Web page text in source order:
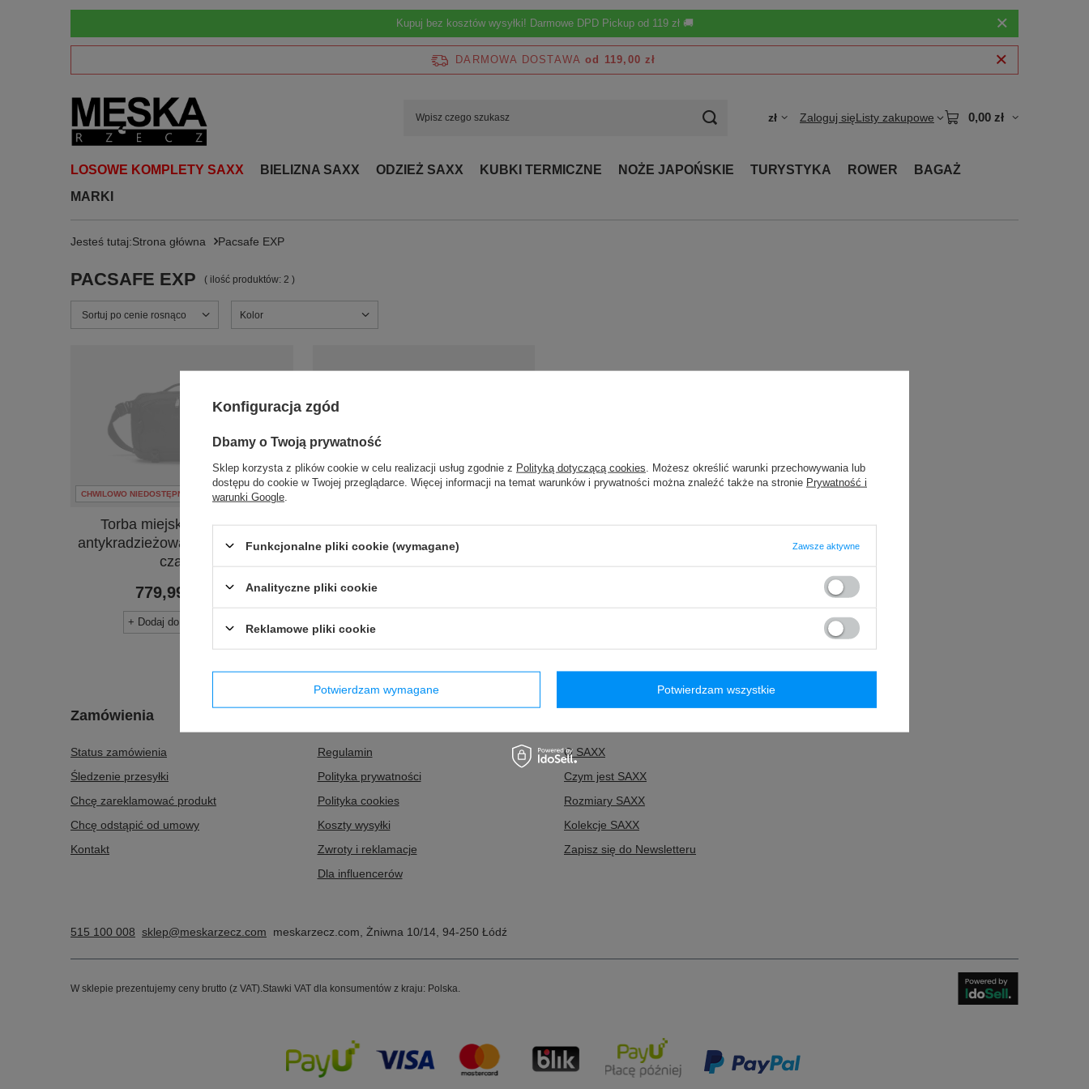
Kupuj bez kosztów wysyłki! Darmowe DPD Pickup od 119 zł 🚚
DARMOWA DOSTAWA od 119,00 zł
zł Zaloguj sięListy zakupowe 0,00 zł
LOSOWE KOMPLETY SAXX BIELIZNA SAXX ODZIEŻ SAXX KUBKI TERMICZNE NOŻE JAPOŃSKIE TURYSTYKA ROWER
BAGAŻ
MARKI
Jesteś tutaj:Strona główna Pacsafe EXP
PACSAFE EXP ( ilość produktów: 2 )
Zmień sortowanie
Sortuj po cenie rosnąco Kolor
CHWILOWO NIEDOSTĘPNY
Torba miejska na laptopa
antykradzieżowa Pacsafe EXP -
czarna
779,99 zł
+ Dodaj do porównania
antykradzieżowa Pacsafe EXP -
779,99 zł
Zamówienia
Status zamówienia
Śledzenie przesyłki
Chcę zareklamować produkt
Chcę odstąpić od umowy
Kontakt
Regulamin
Polityka prywatności
Polityka cookies
Koszty wysyłki
Zwroty i reklamacje
Dla influencerów
O SAXX
Czym jest SAXX
Rozmiary SAXX
Kolekcje SAXX
Zapisz się do Newsletteru
515 100 008 sklep@meskarzecz.com meskarzecz.com Żniwna 10/14 94-250 Łódź
W sklepie prezentujemy ceny brutto (z VAT). Stawki VAT dla konsumentów z kraju: Polska
Konfiguracja zgód
Dbamy o Twoją prywatność
Sklep korzysta z plików cookie w celu realizacji usług zgodnie z Polityką dotyczącą cookies . Możesz określić warunki przechowywania lub
dostępu do cookie w Twojej przeglądarce. Więcej informacji na temat warunków i prywatności można znaleźć także na stronie Prywatność i
warunki Google
Funkcjonalne pliki cookie (wymagane) Zawsze aktywne
Analityczne pliki cookie
Reklamowe pliki cookie
Potwierdzam wymagane Potwierdzam wszystkie